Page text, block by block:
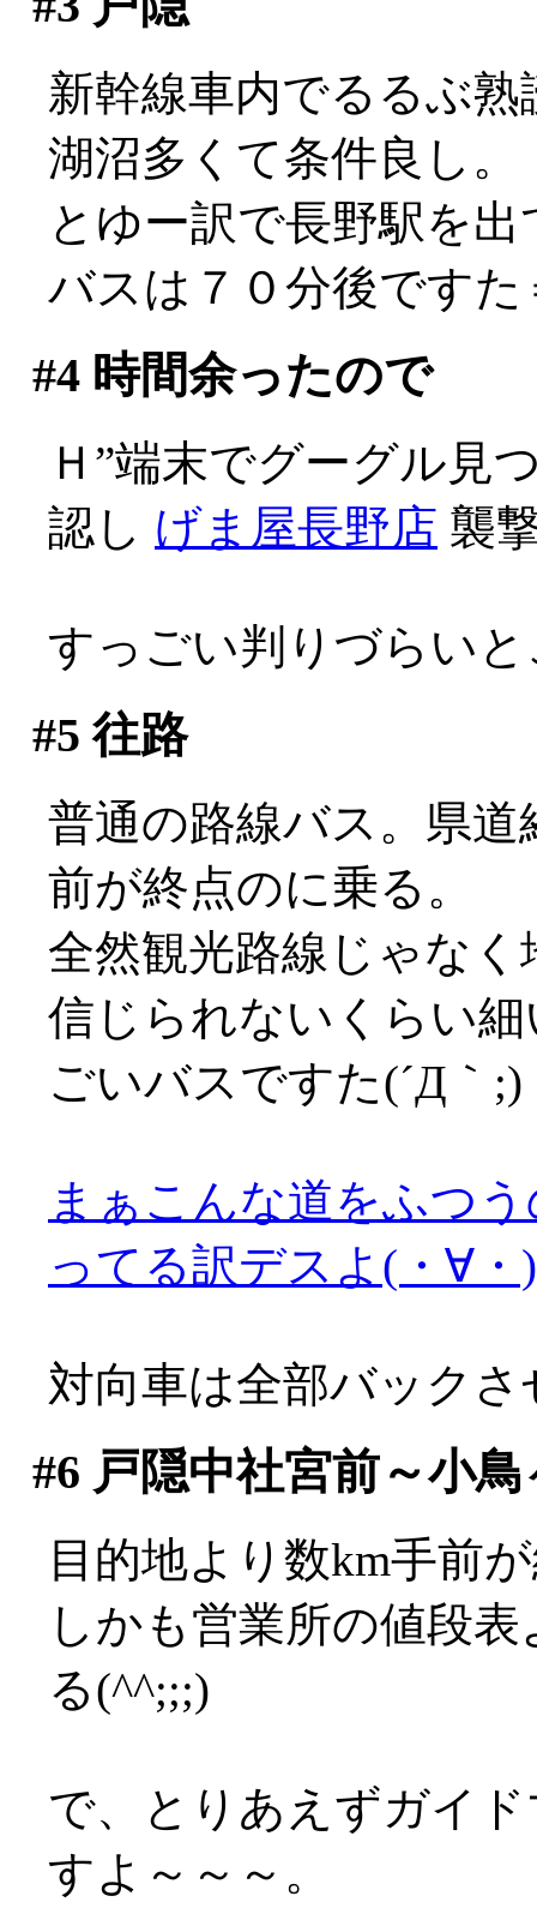
新幹線車内でるるぶ
湖沼多くて条件良し。
とゆー訳で長野駅を
バスは７０分後です
#4時間余ったので
Ｈ”端末でグーグル見
認し げま屋長野店 襲
すっごい判りづらい
#5 往路
普通の路線バス。県
前が終点のに乗る。
全然観光路線じゃな
信じられないくらい
ごいバスですた(´Д｀;)
まぁこんな道をふつ
ってる訳デスよ(・∀・
対向車は全部バック
#6 戸隠中社宮前～小
目的地より数km手前
しかも営業所の値段
る(^^;;;)
で、とりあえずガイ
すよ～～～。